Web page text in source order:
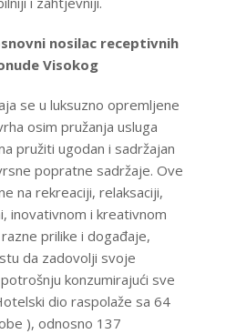
nosilac receptivnih
Visokog
se u luksuzno opremljene
osim pružanja usluga
pružiti ugodan i sadržajan
popratne sadržaje. Ove
na rekreaciji, relaksaciji,
inovativnom i kreativnom
prilike i događaje,
da zadovolji svoje
konzumirajući sve
dio raspolaže sa 64
), odnosno 137